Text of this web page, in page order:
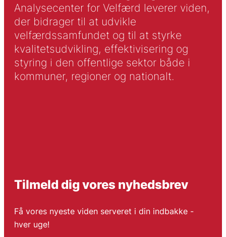
Analysecenter for Velfærd leverer viden,
der bidrager til at udvikle
velfærdssamfundet og til at styrke
kvalitetsudvikling, effektivisering og
styring i den offentlige sektor både i
kommuner, regioner og nationalt.
Tilmeld dig vores nyhedsbrev
Få vores nyeste viden serveret i din indbakke -
hver uge!